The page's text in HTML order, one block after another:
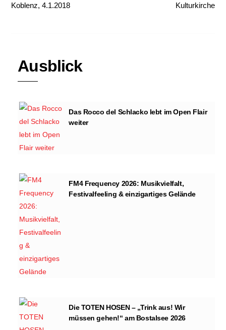
Koblenz, 4.1.2018
Kulturkirche
Ausblick
Das Rocco del Schlacko lebt im Open Flair
weiter
FM4 Frequency 2026: Musikvielfalt,
Festivalfeeling & einzigartiges Gelände
Die TOTEN HOSEN – „Trink aus! Wir
müssen gehen!“ am Bostalsee 2026